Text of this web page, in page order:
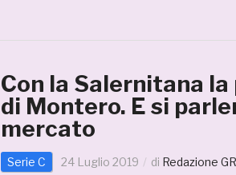
Con la Salernitana
di Montero. E si
mercato
Serie C 24 Luglio 2019 di Redazione